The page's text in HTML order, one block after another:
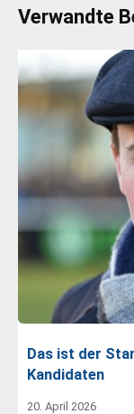
Verwandte
Das ist der
Kandidaten
20. April 2026